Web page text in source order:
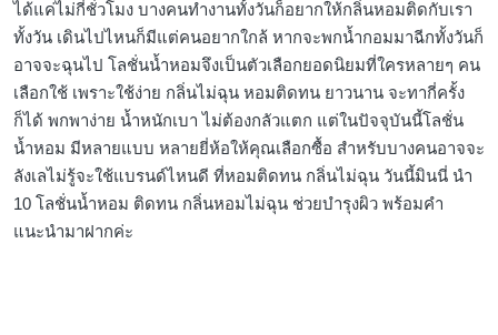
ได้แค่ไม่กี่ชั่วโมง บางคนทำงานทั้งวันก็อยากให้กลิ่นหอมติดกับเรา
ทั้งวัน เดินไปไหนก็มีแต่คนอยากใกล้ หากจะพกน้ำกอมมาฉีกทั้งวันก็
อาจจะฉุนไป โลชั่นน้ำหอมจึงเป็นตัวเลือกยอดนิยมที่ใครหลายๆ คน
เลือกใช้ เพราะใช้ง่าย กลิ่นไม่ฉุน หอมติดทน ยาวนาน จะทากี่ครั้ง
ก็ได้ พกพาง่าย น้ำหนักเบา ไม่ต้องกลัวแตก แต่ในปัจจุบันนี้โลชั่น
น้ำหอม มีหลายแบบ หลายยี่ห้อให้คุณเลือกซื้อ สำหรับบางคนอาจจะ
ลังเลไม่รู้จะใช้แบรนด์ไหนดี ที่หอมติดทน กลิ่นไม่ฉุน วันนี้มินนี่ นำ
10 โลชั่นน้ำหอม ติดทน กลิ่นหอมไม่ฉุน ช่วยบำรุงผิว พร้อมคำ
แนะนำมาฝากค่ะ